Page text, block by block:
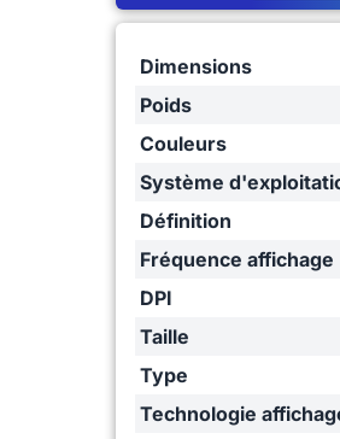
Dimensions
Poids
Couleurs
Système
Définition
Fréquence affichage
DPI
Taille
Type
Technologie